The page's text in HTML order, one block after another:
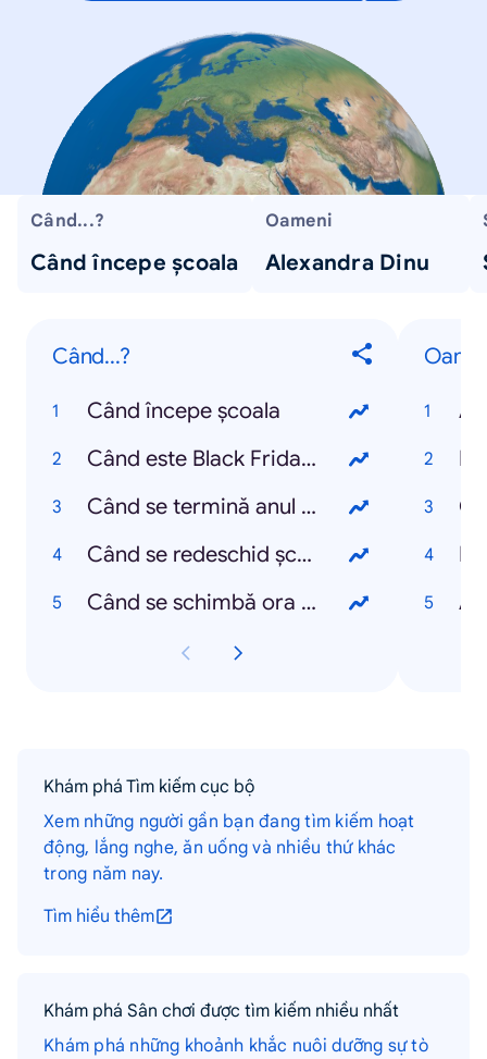
Când...?
Când începe școala
Oameni
Alexandra Dinu
Când...?
Când începe școala
Când este Black Friday 2021
Când se termină anul școlar 2021
Când se redeschid școlile
Când se schimbă ora 2021
Khám phá Tìm kiếm cục bộ
Xem những người gần bạn đang tìm kiếm hoạt
động, lắng nghe, ăn uống và nhiều thứ khác
trong năm nay.
Tìm hiểu thêm
Khám phá Sân chơi được tìm kiếm nhiều nhất
Khám phá những khoảnh khắc nuôi dưỡng sự tò